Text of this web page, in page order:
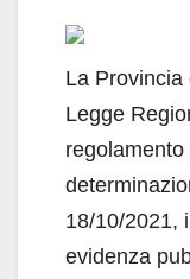
La
Legge
18/10/2021,
evidenza